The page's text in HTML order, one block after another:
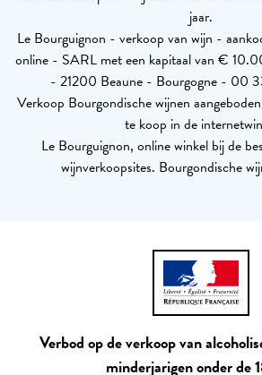
jaar.
Le Bourguignon - verkoop van wijn -
online - SARL met een kapitaal van €
- 21200 Beaune - Bourgogne - 00
Verkoop Bourgondische wijnen
te koop in de
Le Bourguignon, online winkel bij de
wijnverkoopsites. Bourgondische
Verbod op de verkoop van
minderjarigen onder de